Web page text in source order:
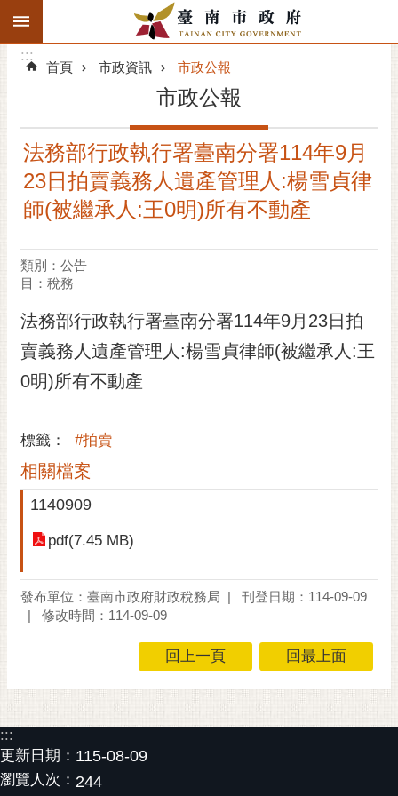
跳到主要內容區塊
搜
階
精彩府城
市府動態
主題服務
市政資訊
市民互動
偉
哲
桐
花
站
訂
:::
:::
首頁 市政資訊 市政公報
市政公報
法務部行政執行署臺南分署114年9月
23日拍賣義務人遺產管理人:楊雪貞律
師(被繼承人:王0明)所有不動產
類別：公告
目：稅務
法務部行政執行署臺南分署114年9月23日拍
賣義務人遺產管理人:楊雪貞律師(被繼承人:王
0明)所有不動產
標籤： #拍賣
相關檔案
1140909
pdf(7.45 MB)
發布單位：臺南市政府財政稅務局
刊登日期：114-09-09
修改時間：114-09-09
回上一頁 回最上面
:::
更新日期： 115-08-09
瀏覽人次： 244